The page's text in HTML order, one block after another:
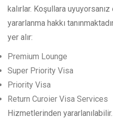
kalırlar. Koşullara
yararlanma hakkı
yer alır:
Premium Lounge
Super Priority Visa
Priority Visa
Return Curoier Visa Services
Hizmetlerinden